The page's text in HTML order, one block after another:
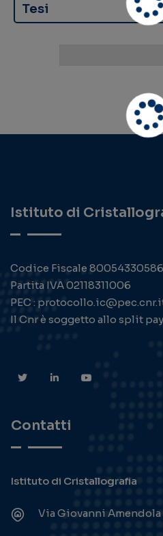
Tesi
Istituto di
Codice Fiscale 80054330586
Partita IVA 02118311006
PEC :
Il Cnr è soggetto allo split
Contatti
Istituto di Cristallografia
Via Giovanni Amendola